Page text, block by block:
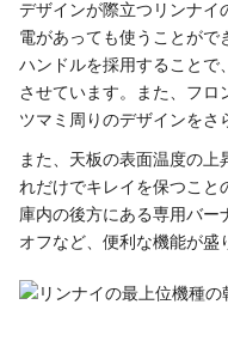
デザインが際立つリンナイ
電があっても使うことがで
ハンドルを採用することで
させています。また、フロ
ツマミ周りのデザインをさ
また、天板の表面温度の上
れだけでキレイを保つこと
庫内の後方にある専用バー
オフなど、便利な機能が盛